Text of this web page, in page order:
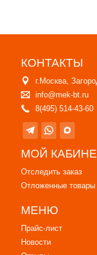
КОНТАКТЫ
г.Москва,
info@mek-bt.ru
8(495) 514-43-60
МОЙ
Отследить заказ
Отложенные товары
МЕНЮ
Прайс-лист
Новости